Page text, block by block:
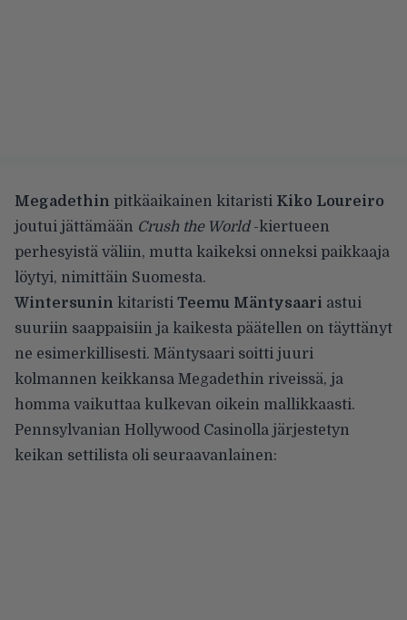
Megadethin pitkäaikainen kitaristi Kiko Loureiro
joutui jättämään Crush the World-kiertueen
perhesyistä väliin, mutta kaikeksi onneksi paikkaaja
löytyi, nimittäin Suomesta.
Wintersunin kitaristi Teemu Mäntysaari astui
suuriin saappaisiin ja kaikesta päätellen on täyttänyt
ne esimerkillisesti. Mäntysaari soitti juuri
kolmannen keikkansa Megadethin riveissä, ja
homma vaikuttaa kulkevan oikein mallikkaasti.
Pennsylvanian Hollywood Casinolla järjestetyn
keikan settilista oli seuraavanlainen: